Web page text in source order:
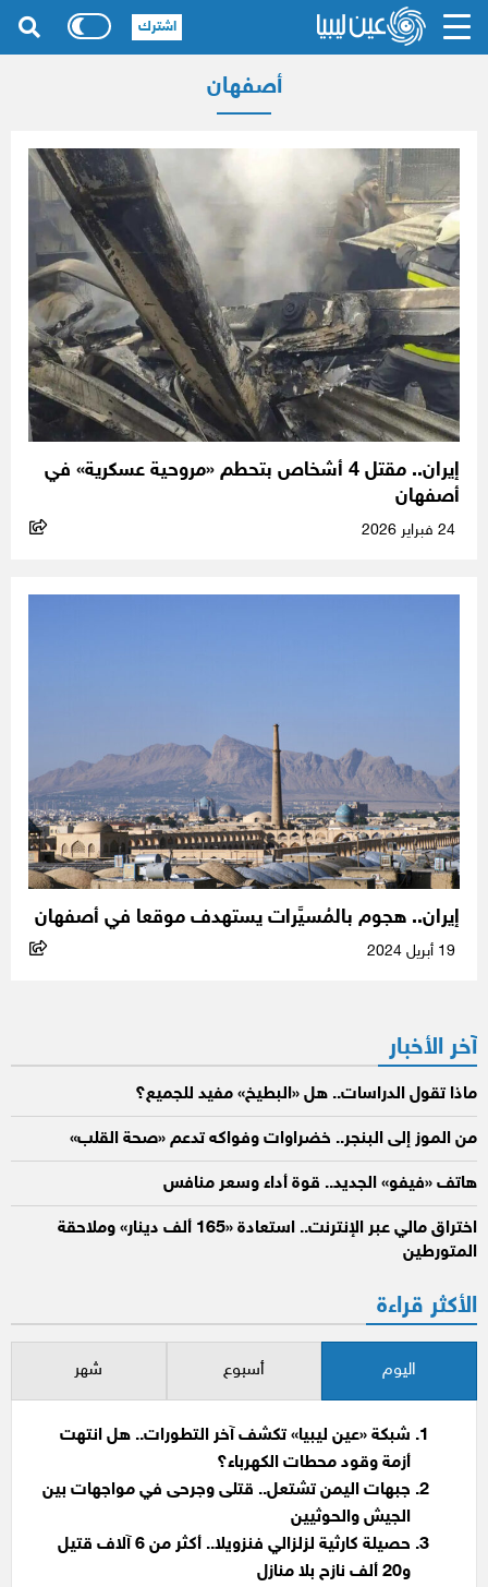
أصفهان
إيران.. مقتل 4 أشخاص بتحطم «مروحية عسكرية» في
أصفهان
إيران.. هجوم بالمُسيَّرات يستهدف موقعا في أصفهان
آخر الأخبار
ماذا تقول الدراسات.. هل «البطيخ» مفيد للجميع؟
من الموز إلى البنجر.. خضراوات وفواكه تدعم «صحة القلب»
هاتف «فيفو» الجديد.. قوة أداء وسعر منافس
اختراق مالي عبر الإنترنت.. استعادة «165 ألف دينار» وملاحقة
المتورطين
الأكثر قراءة
اليوم أسبوع شهر
شبكة «عين ليبيا» تكشف آخر التطورات.. هل انتهت
أزمة وقود محطات الكهرباء؟
جبهات اليمن تشتعل.. قتلى وجرحى في مواجهات بين
الجيش والحوثيين
حصيلة كارثية لزلزالي فنزويلا.. أكثر من 6 آلاف قتيل
و20 ألف نازح بلا منازل
اشترك